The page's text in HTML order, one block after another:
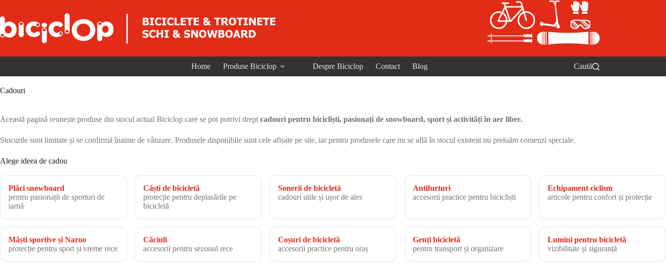
Home Produse Biciclop Despre Biciclop Contact Blog Caută
Cadouri
Această pagină reunește produse din stocul actual Biciclop care se pot potrivi drept cadouri pentru bicicliști, pasionați de snowboard, sport și activități în aer liber.
Stocurile sunt limitate și se confirmă înainte de vânzare. Produsele disponibile sunt cele afișate pe site, iar pentru produsele care nu se află în stocul existent nu preluăm comenzi speciale.
Alege ideea de cadou
Plăci snowboard
pentru pasionații de sporturi de
iarnă
Căști de bicicletă
protecție pentru deplasările pe
bicicletă
Sonerii de bicicletă
cadouri utile și ușor de ales
Antifurturi
accesorii practice pentru bicicliști
Echipament ciclism
articole pentru confort și protecție
Măști sportive și Naroo
protecție pentru sport și vreme rece
Căciuli
accesorii pentru sezonul rece
Coșuri de bicicletă
accesorii practice pentru oraș
Genți bicicletă
pentru transport și organizare
Lumini pentru bicicletă
vizibilitate și siguranță